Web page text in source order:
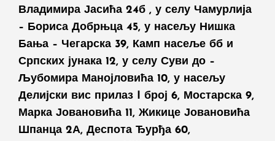
Владимира Јасића 24б , у селу Чамурлија
– Бориса Добрњца 45, у насељу Нишка
Бања – Чегарска 39, Камп насеље бб и
Српских јунака 12, у селу Суви до –
Љубомира Манојловића 10, у насељу
Делијски вис прилаз I број 6, Мостарска 9,
Марка Јовановића 11, Жикице Јовановића
Шпанца 2А, Деспота Ђурђа 60,